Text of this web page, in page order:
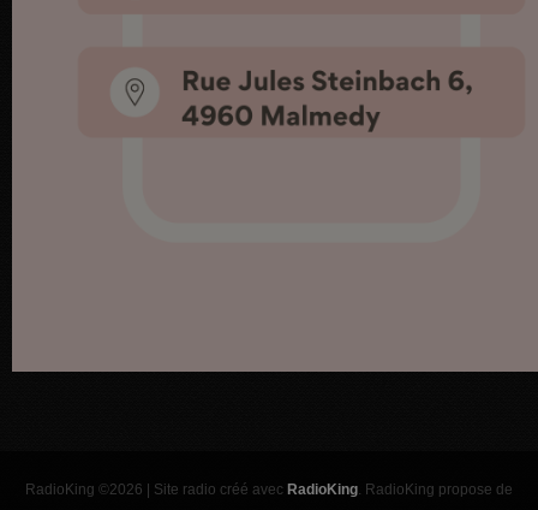
RadioKing ©2026 | Site radio créé avec RadioKing. RadioKing propose de